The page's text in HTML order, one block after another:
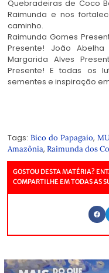
Quebradeiras de Coco
Raimunda e nos
caminho.
Raimunda Gomes
Presente! João
Margarida Alves
Presente! E todas os
sementes e inspiração
Tags: Bico do Papagaio,
Amazônia, Raimunda dos
GOSTOU DESTA MATÉRIA?
COMPARTILHE EM TODAS AS